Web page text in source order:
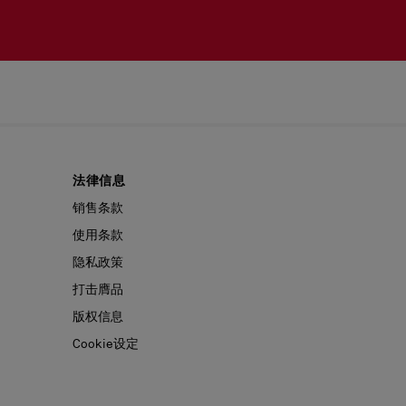
法律信息
销售条款
使用条款
隐私政策
打击膺品
版权信息
Cookie设定